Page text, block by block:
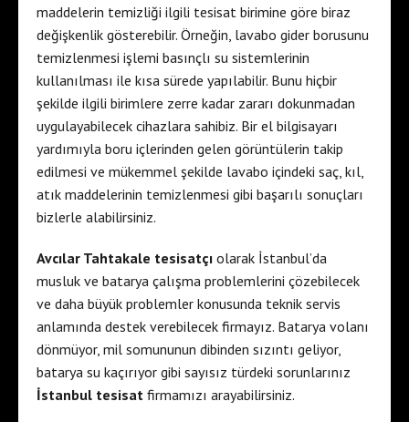
maddelerin temizliği ilgili tesisat birimine göre biraz
değişkenlik gösterebilir. Örneğin, lavabo gider borusunu
temizlenmesi işlemi basınçlı su sistemlerinin
kullanılması ile kısa sürede yapılabilir. Bunu hiçbir
şekilde ilgili birimlere zerre kadar zararı dokunmadan
uygulayabilecek cihazlara sahibiz. Bir el bilgisayarı
yardımıyla boru içlerinden gelen görüntülerin takip
edilmesi ve mükemmel şekilde lavabo içindeki saç, kıl,
atık maddelerinin temizlenmesi gibi başarılı sonuçları
bizlerle alabilirsiniz.
Avcılar Tahtakale tesisatçı olarak İstanbul’da
musluk ve batarya çalışma problemlerini çözebilecek
ve daha büyük problemler konusunda teknik servis
anlamında destek verebilecek firmayız. Batarya volanı
dönmüyor, mil somununun dibinden sızıntı geliyor,
batarya su kaçırıyor gibi sayısız türdeki sorunlarınız
İstanbul tesisat firmamızı arayabilirsiniz.